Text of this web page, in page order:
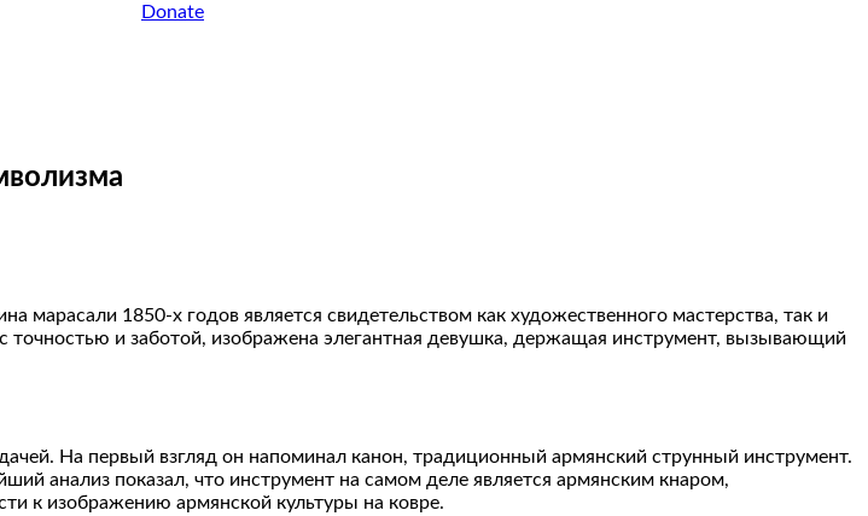
Donate
марасали 1850-х годов является свидетельством как художественного мастерства, так и
точностью и заботой, изображена элегантная девушка, держащая инструмент, вызывающий
На первый взгляд он напоминал канон, традиционный армянский струнный инструмент.
анализ показал, что инструмент на самом деле является армянским кнаром,
к изображению армянской культуры на ковре.